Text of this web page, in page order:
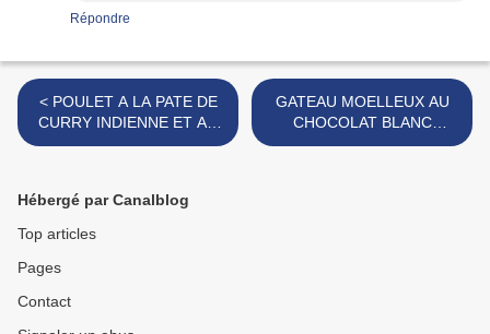
Répondre
< POULET A LA PATE DE
CURRY INDIENNE ET AU
LAIT DE COCO
GATEAU MOELLEUX AU
CHOCOLAT BLANC
AMANDES ET CHOCOLAT
Hébergé par Canalblog
Top articles
Pages
Contact